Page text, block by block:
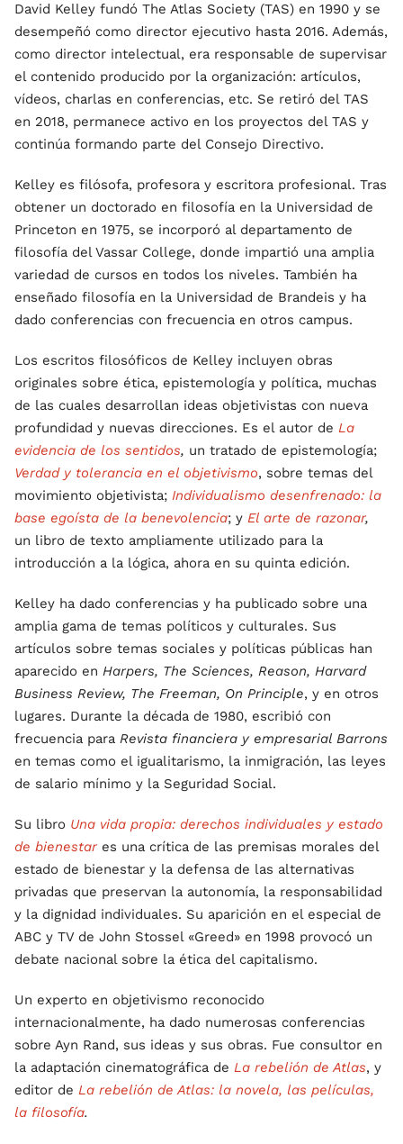
David Kelley fundó The Atlas Society (TAS) en 1990 y se
desempeñó como director ejecutivo hasta 2016. Además,
como director intelectual, era responsable de supervisar
el contenido producido por la organización: artículos,
vídeos, charlas en conferencias, etc. Se retiró del TAS
en 2018, permanece activo en los proyectos del TAS y
continúa formando parte del Consejo Directivo.
Kelley es filósofa, profesora y escritora profesional. Tras
obtener un doctorado en filosofía en la Universidad de
Princeton en 1975, se incorporó al departamento de
filosofía del Vassar College, donde impartió una amplia
variedad de cursos en todos los niveles. También ha
enseñado filosofía en la Universidad de Brandeis y ha
dado conferencias con frecuencia en otros campus.
Los escritos filosóficos de Kelley incluyen obras
originales sobre ética, epistemología y política, muchas
de las cuales desarrollan ideas objetivistas con nueva
profundidad y nuevas direcciones. Es el autor de La
evidencia de los sentidos, un tratado de epistemología;
Verdad y tolerancia en el objetivismo, sobre temas del
movimiento objetivista; Individualismo desenfrenado: la
base egoísta de la benevolencia; y El arte de razonar,
un libro de texto ampliamente utilizado para la
introducción a la lógica, ahora en su quinta edición.
Kelley ha dado conferencias y ha publicado sobre una
amplia gama de temas políticos y culturales. Sus
artículos sobre temas sociales y políticas públicas han
aparecido en Harpers, The Sciences, Reason, Harvard
Business Review, The Freeman, On Principle, y en otros
lugares. Durante la década de 1980, escribió con
frecuencia para Revista financiera y empresarial Barrons
en temas como el igualitarismo, la inmigración, las leyes
de salario mínimo y la Seguridad Social.
Su libro Una vida propia: derechos individuales y estado
de bienestar es una crítica de las premisas morales del
estado de bienestar y la defensa de las alternativas
privadas que preservan la autonomía, la responsabilidad
y la dignidad individuales. Su aparición en el especial de
ABC y TV de John Stossel «Greed» en 1998 provocó un
debate nacional sobre la ética del capitalismo.
Un experto en objetivismo reconocido
internacionalmente, ha dado numerosas conferencias
sobre Ayn Rand, sus ideas y sus obras. Fue consultor en
la adaptación cinematográfica de La rebelión de Atlas, y
editor de La rebelión de Atlas: la novela, las películas,
la filosofía.